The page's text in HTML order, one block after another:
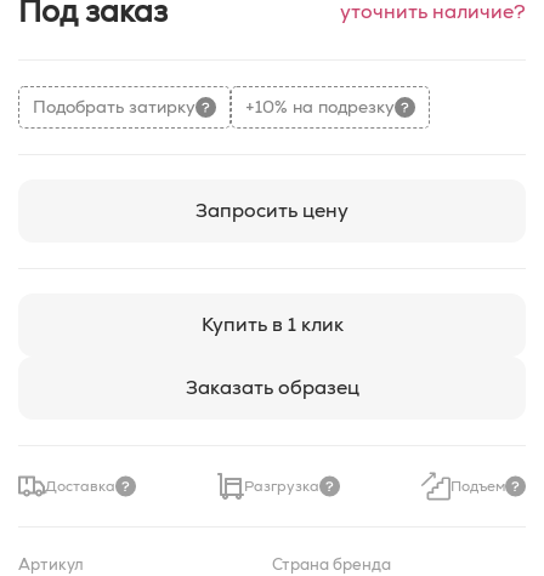
Под заказ уточнить наличие?
Подобрать затирку +10% на подрезку
Запросить цену
Купить в 1 клик
Заказать образец
Доставка Разгрузка Подъем
Артикул Страна бренда